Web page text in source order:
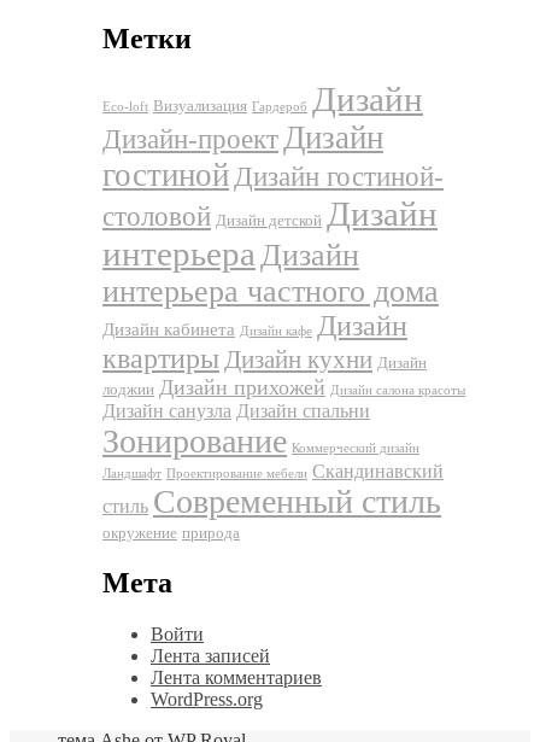
Метки
Eco-loft Визуализация Гардероб Дизайн
Дизайн-проект Дизайн
гостиной Дизайн гостиной-
столовой Дизайн детской Дизайн
интерьера Дизайн
интерьера частного дома
Дизайн кабинета Дизайн кафе Дизайн
квартирыДизайн кухни Дизайн
лоджии Дизайн прихожей Дизайн салона красоты
Дизайн санузла Дизайн спальни
Зонирование Коммерческий дизайн
Ландшафт Проектирование мебели Скандинавский
стиль Современный стиль
окружение природа
Мета
Войти
Лента записей
Лента комментариев
WordPress.org